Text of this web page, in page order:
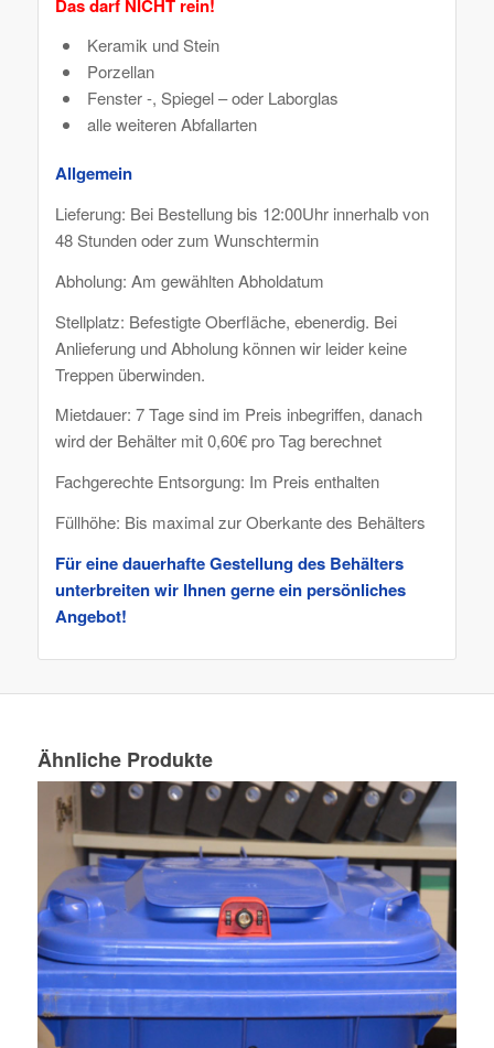
Das darf NICHT rein!
Keramik und Stein
Porzellan
Fenster -, Spiegel – oder Laborglas
alle weiteren Abfallarten
Allgemein
Lieferung: Bei Bestellung bis 12:00Uhr innerhalb von
48 Stunden oder zum Wunschtermin
Abholung: Am gewählten Abholdatum
Stellplatz: Befestigte Oberfläche, ebenerdig. Bei
Anlieferung und Abholung können wir leider keine
Treppen überwinden.
Mietdauer: 7 Tage sind im Preis inbegriffen, danach
wird der Behälter mit 0,60€ pro Tag berechnet
Fachgerechte Entsorgung: Im Preis enthalten
Füllhöhe: Bis maximal zur Oberkante des Behälters
Für eine dauerhafte Gestellung des Behälters
unterbreiten wir Ihnen gerne ein persönliches
Angebot!
Ähnliche Produkte